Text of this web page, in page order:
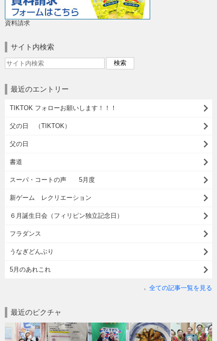
資料請求
サイト内検索
最近のエントリー
TIKTOK フォローお願いします！！！
父の日 （TIKTOK）
父の日
書道
スーパ・コートの声 5月度
新ゲーム レクリエーション
６月誕生日会（フィリピン独立記念日）
フラダンス
うなぎどんぶり
5月のあれこれ
全ての記事一覧を見る
最近のピクチャ